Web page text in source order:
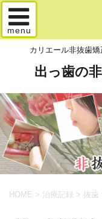
menu
カリエール非抜歯
出っ歯の
HOME > 治療記録 > 抜歯